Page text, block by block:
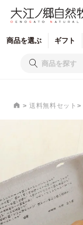
商品を選ぶ ギフト
送料無料セット